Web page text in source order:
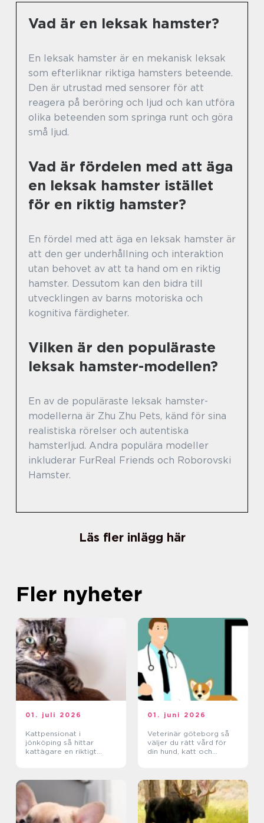
Vad är en leksak hamster?
En leksak hamster är en mekanisk leksak
som efterliknar riktiga hamsters beteende.
Den är utrustad med sensorer för att
reagera på beröring och ljud och kan utföra
olika beteenden som springa runt och göra
små ljud.
Vad är fördelen med att äga
en leksak hamster istället
för en riktig hamster?
En fördel med att äga en leksak hamster är
att den ger underhållning och interaktion
utan behovet av att ta hand om en riktig
hamster. Dessutom kan den bidra till
utvecklingen av barns motoriska och
kognitiva färdigheter.
Vilken är den populäraste
leksak hamster-modellen?
En av de populäraste leksak hamster-
modellerna är Zhu Zhu Pets, känd för sina
realistiska rörelser och autentiska
hamsterljud. Andra populära modeller
inkluderar FurReal Friends och Roborovski
Hamster.
Läs fler inlägg här
Fler nyheter
01. juli 2026
Kattpensionat i
jönköping så hittar
kattägare en riktigt
01. juni 2026
Veterinär göteborg så
väljer du rätt vård för
din hund, katt och